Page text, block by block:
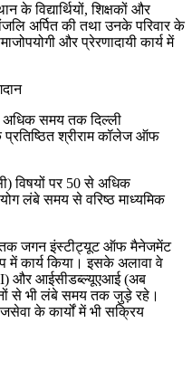
के विद्यार्थियों, शिक्षकों और
अर्पित की तथा उनके परिवार के
और प्रेरणादायी कार्य में
अधिक समय तक दिल्ली
प्रतिष्ठित श्रीराम कॉलेज ऑफ
विषयों पर 50 से अधिक
लंबे समय से वरिष्ठ माध्यमिक
तक जगन इंस्टीट्यूट ऑफ मैनेजमेंट
कार्य किया। इसके अलावा वे
और आईसीडब्ल्यूएआई (अब
से भी लंबे समय तक जुड़े रहे।
के कार्यों में भी सक्रिय